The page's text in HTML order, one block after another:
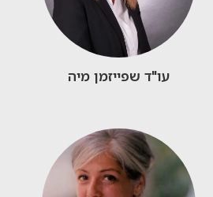
עו"ד שפייזמן מיה